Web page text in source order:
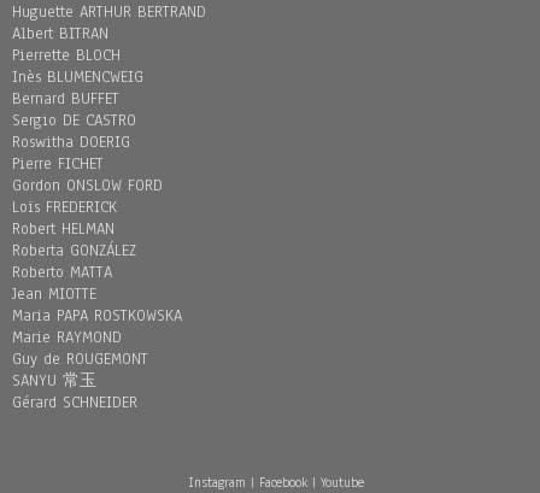
Huguette ARTHUR BERTRAND
Albert BITRAN
Pierrette BLOCH
Inès BLUMENCWEIG
Bernard BUFFET
Sergio DE CASTRO
Roswitha DOERIG
Pierre FICHET
Gordon ONSLOW FORD
Loïs FREDERICK
Robert HELMAN
Roberta GONZÁLEZ
Roberto MATTA
Jean MIOTTE
Maria PAPA ROSTKOWSKA
Marie RAYMOND
Guy de ROUGEMONT
SANYU 常玉
Gérard SCHNEIDER
Instagram | Facebook| Youtube